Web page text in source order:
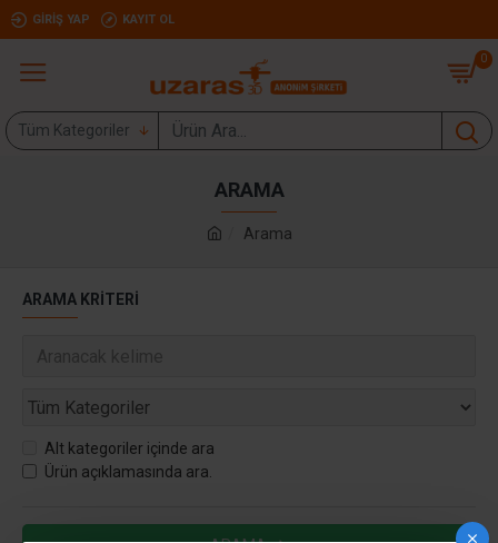
GIRIŞ YAP KAYIT OL
0
Tüm Kategoriler
Arama
ARAMA
ARAMA KRITERI
Alt kategoriler içinde ara
Ürün açıklamasında ara.